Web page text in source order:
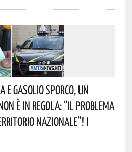
Gasolio Sporco, Un
È In Regola: “il Problema
Nazionale”! I